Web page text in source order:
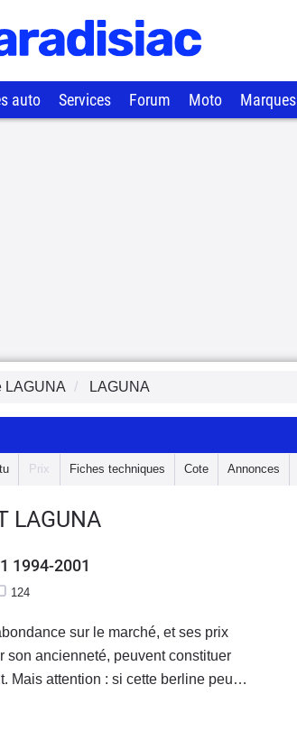
auto Services Forum Moto Marques
LAGUNA LAGUNA
Prix Fiches techniques Cote Annonces
LAGUNA
1994-2001
124
sur le marché, et ses prix
son ancienneté, peuvent constituer
Mais attention : si cette berline peut